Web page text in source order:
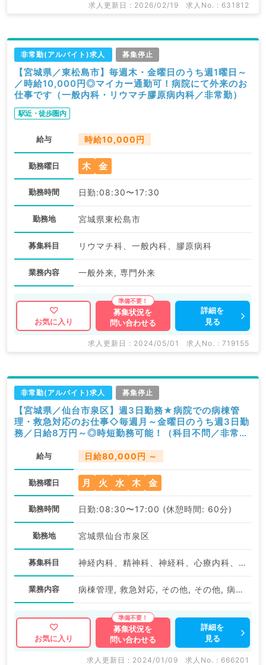
求人更新日 : 2026/02/19 求人No. : 631812
非常勤(アルバイト)求人 募集停止
【宮城県／東松島市】毎週木・金曜日のうち週1曜日～
／時給10,000円◎マイカー通勤可！病院にて外来のお
仕事です（一般内科・リウマチ膠原病内科／非常勤）
駅近・徒歩圏内
給与 時給10,000円
勤務曜日 木 金
勤務時間 日勤:08:30〜17:30
勤務地 宮城県東松島市
募集科目 リウマチ科、一般内科、膠原病科
業務内容 一般外来, 専門外来
お気に入り
募集状況を
問い合わせる
詳細を
見る
求人更新日 : 2024/05/01 求人No. : 719155
非常勤(アルバイト)求人 募集停止
【宮城県／仙台市泉区】週3日勤務★病院での病棟管
理・救急対応のお仕事◇毎週月～金曜日のうち週3日勤
務／日給8万円～◎時短勤務可能！（科目不問／非常
給与 日給80,000円 ～
勤務曜日 月 火 水 木 金
勤務時間 日勤:08:30〜17:00 (休憩時間: 60分)
勤務地 宮城県仙台市泉区
募集科目 神経内科、精神科、神経科、心療内科、アレルギー科、リウマチ科、小児科、整形外科、形成外科、美容外科、脳神経外科、呼吸器外科、心臓血管外科、小児外科、皮膚科、泌尿器科、産婦人科、産科、婦人科、眼科、耳鼻咽喉科、気管食道科、放射線科、リハビリテーション科、麻酔科、ペインクリニック、人工透析科、緩和ケア科、一般内科、循環器内科、呼吸器内科、消化器内科、内分泌・代謝内科、腎臓内科、老年内科、血液内科、外科系全般、一般外科、消化器外科、乳腺外科、総合診療科、美容皮膚科、健診・人間ドック、救急科・ＩＣＵ、病理科、基礎医学系、膠原病科、スポーツ整形外科、大腸・肛門外科、産業医、脊髄・脊椎外科
業務内容 病棟管理, 救急対応, その他, その他, 病棟管理
お気に入り
募集状況を
問い合わせる
詳細を
見る
求人更新日 : 2024/01/09 求人No. : 666201